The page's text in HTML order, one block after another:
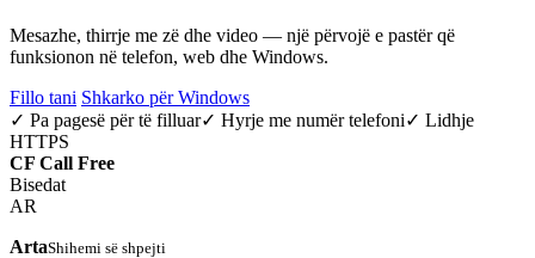
Mesazhe, thirrje me zë dhe video — një përvojë e pastër që
funksionon në telefon, web dhe Windows.
Fillo tani Shkarko për Windows
✓ Pa pagesë për të filluar✓ Hyrje me numër telefoni✓ Lidhje
HTTPS
CF Call Free
Bisedat
AR
ArtaShihemi së shpejti